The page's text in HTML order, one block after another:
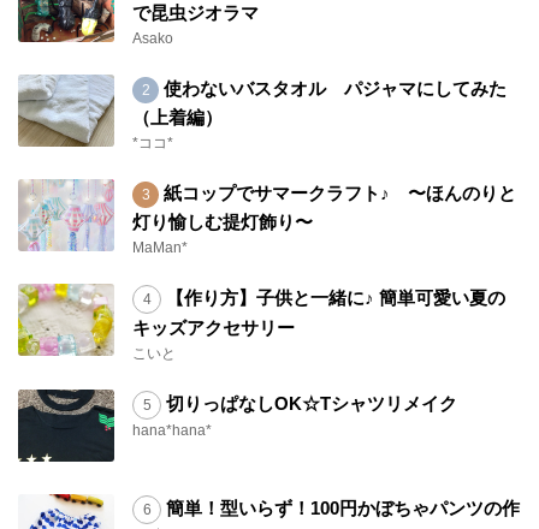
で昆虫ジオラマ
Asako
使わないバスタオル パジャマにしてみた
（上着編）
*ココ*
紙コップでサマークラフト♪ 〜ほんのりと
灯り愉しむ提灯飾り〜
MaMan*
【作り方】子供と一緒に♪ 簡単可愛い夏の
キッズアクセサリー
こいと
切りっぱなしOK☆Tシャツリメイク
hana*hana*
簡単！型いらず！100円かぼちゃパンツの作